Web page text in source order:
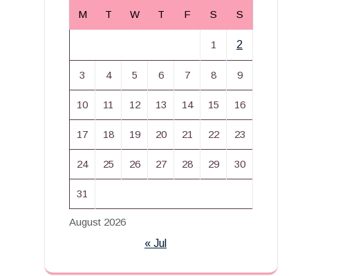
August 2026
M T W T F S S
1 2
3 4 5 6 7 8 9
10 11 12 13 14 15 16
17 18 19 20 21 22 23
24 25 26 27 28 29 30
31
« Jul